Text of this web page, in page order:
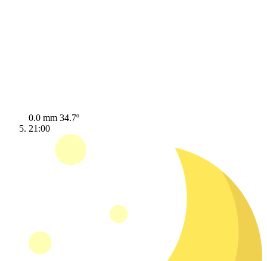
0.0 mm 34.7º
21:00